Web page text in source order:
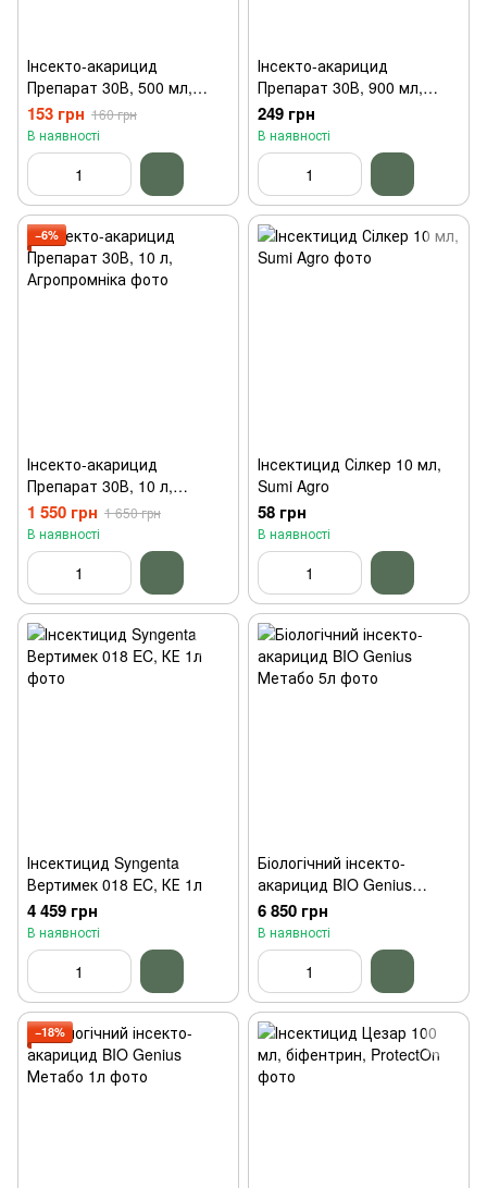
Інсекто-акарицид
Препарат 30В, 500 мл,
Агропромніка
153 грн 160 грн
В наявності
Інсекто-акарицид
Препарат 30В, 900 мл,
Агропромніка
249 грн
В наявності
−6%
Інсекто-акарицид
Препарат 30В, 10 л,
Агропромніка
1 550 грн 1 650 грн
В наявності
Інсектицид Сілкер 10 мл,
Sumi Agro
58 грн
В наявності
Інсектицид Syngenta
Вертимек 018 EC, КЕ 1л
4 459 грн
В наявності
Біологічний інсекто-
акарицид BIO Genius
Метабо 5л
6 850 грн
В наявності
−18%